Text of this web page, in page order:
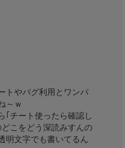
トやバグ利用とワンパ
～ｗ
｢チート使ったら確認し
こをどう深読みすんの
明文字でも書いてるん